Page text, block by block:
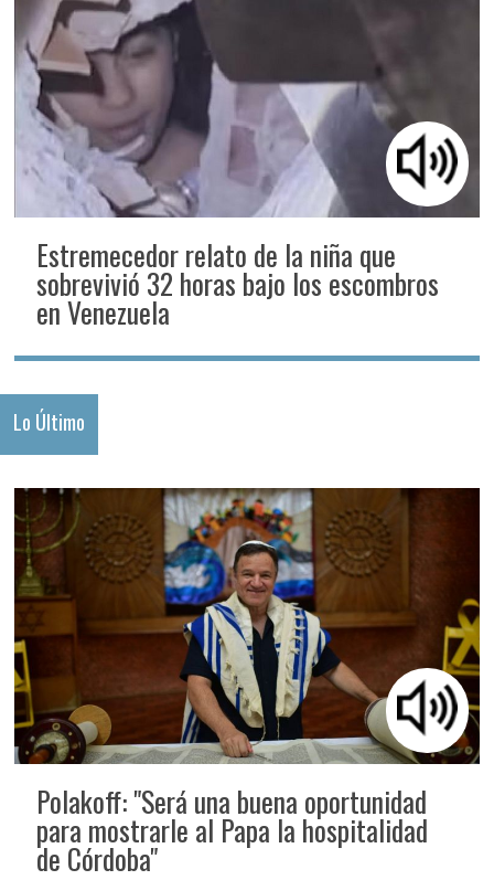
Estremecedor relato de la niña que
sobrevivió 32 horas bajo los escombros
en Venezuela
Lo Último
Polakoff: "Será una buena oportunidad
para mostrarle al Papa la hospitalidad
de Córdoba"